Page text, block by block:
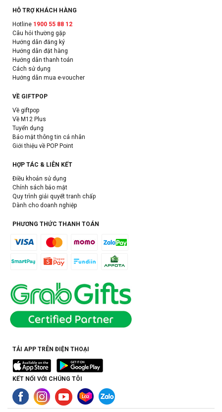
HỖ TRỢ KHÁCH HÀNG
Hotline 1900 55 88 12
Câu hỏi thường gặp
Hướng dẫn đăng ký
Hướng dẫn đặt hàng
Hướng dẫn thanh toán
Cách sử dụng
Hướng dẫn mua e-voucher
VỀ GIFTPOP
Về giftpop
Về M12 Plus
Tuyển dụng
Bảo mật thông tin cá nhân
Giới thiệu về POP Point
HỢP TÁC & LIÊN KẾT
Điều khoản sử dụng
Chính sách bảo mật
Quy trình giải quyết tranh chấp
Dành cho doanh nghiệp
PHƯƠNG THỨC THANH TOÁN
TẢI APP TRÊN ĐIỆN THOẠI
KẾT NỐI VỚI CHÚNG TÔI